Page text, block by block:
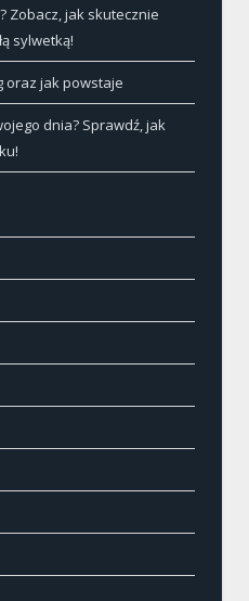
Zobacz, jak skutecznie
sylwetką!
oraz jak powstaje
dnia? Sprawdź, jak